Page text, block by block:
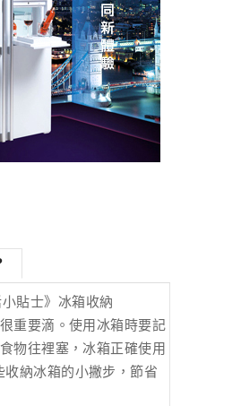
貼士》冰箱收納
重要滴。使用冰箱時要記
物往裡塞，冰箱正確使用
納冰箱的小撇步，節省